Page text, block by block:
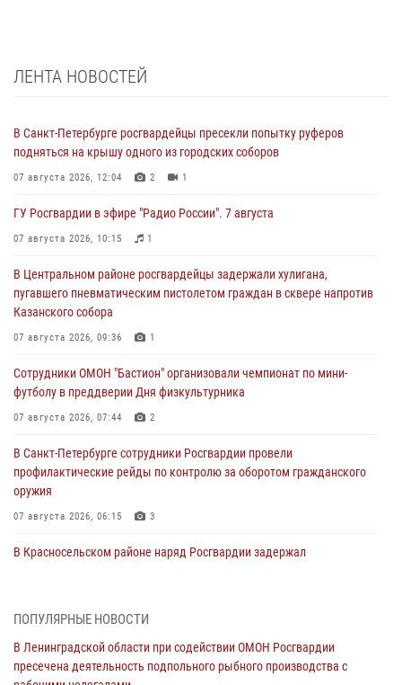
ЛЕНТА НОВОСТЕЙ
В Санкт-Петербурге росгвардейцы пресекли попытку руферов
подняться на крышу одного из городских соборов
07 августа 2026, 12:04 2 1
ГУ Росгвардии в эфире "Радио России". 7 августа
07 августа 2026, 10:15 1
В Центральном районе росгвардейцы задержали хулигана,
пугавшего пневматическим пистолетом граждан в сквере напротив
Казанского собора
07 августа 2026, 09:36 1
Сотрудники ОМОН "Бастион" организовали чемпионат по мини-
футболу в преддверии Дня физкультурника
07 августа 2026, 07:44 2
В Санкт-Петербурге сотрудники Росгвардии провели
профилактические рейды по контролю за оборотом гражданского
оружия
07 августа 2026, 06:15 3
В Красносельском районе наряд Росгвардии задержал
06 августа 2026, 13:39 1
В Центральном районе росгвардейцы оперативно задержали
хулигана, стрелявшего из пускового устройства рядом с жилыми
ПОПУЛЯРНЫЕ НОВОСТИ
В Ленинградской области при содействии ОМОН Росгвардии
пресечена деятельность подпольного рыбного производства с